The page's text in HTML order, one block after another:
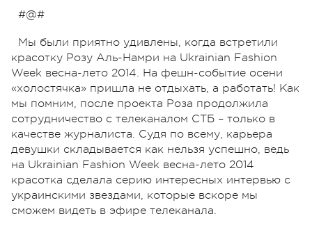
#@#
Мы были приятно удивлены, когда встретили
красотку Розу Аль-Намри на Ukrainian Fashion
Week весна-лето 2014. На фешн-событие осени
«холостячка» пришла не отдыхать, а работать! Как
мы помним, после проекта Роза продолжила
сотрудничество с телеканалом СТБ – только в
качестве журналиста. Судя по всему, карьера
девушки складывается как нельзя успешно, ведь
на Ukrainian Fashion Week весна-лето 2014
красотка сделала серию интересных интервью с
украинскими звездами, которые вскоре мы
сможем видеть в эфире телеканала.